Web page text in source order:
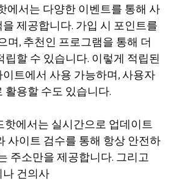
에서는 다양한 이벤트를 통해 사
제공합니다. 가입 시 포인트를
며, 추천인 프로그램을 통해 더
립할 수 있습니다. 이렇게 적립된
트에서 사용 가능하며, 사용자
활용할 수도 있습니다.
핫에서는 실시간으로 업데이트
사이트 검수를 통해 항상 안전하
주소만을 제공합니다. 그리고
건의사